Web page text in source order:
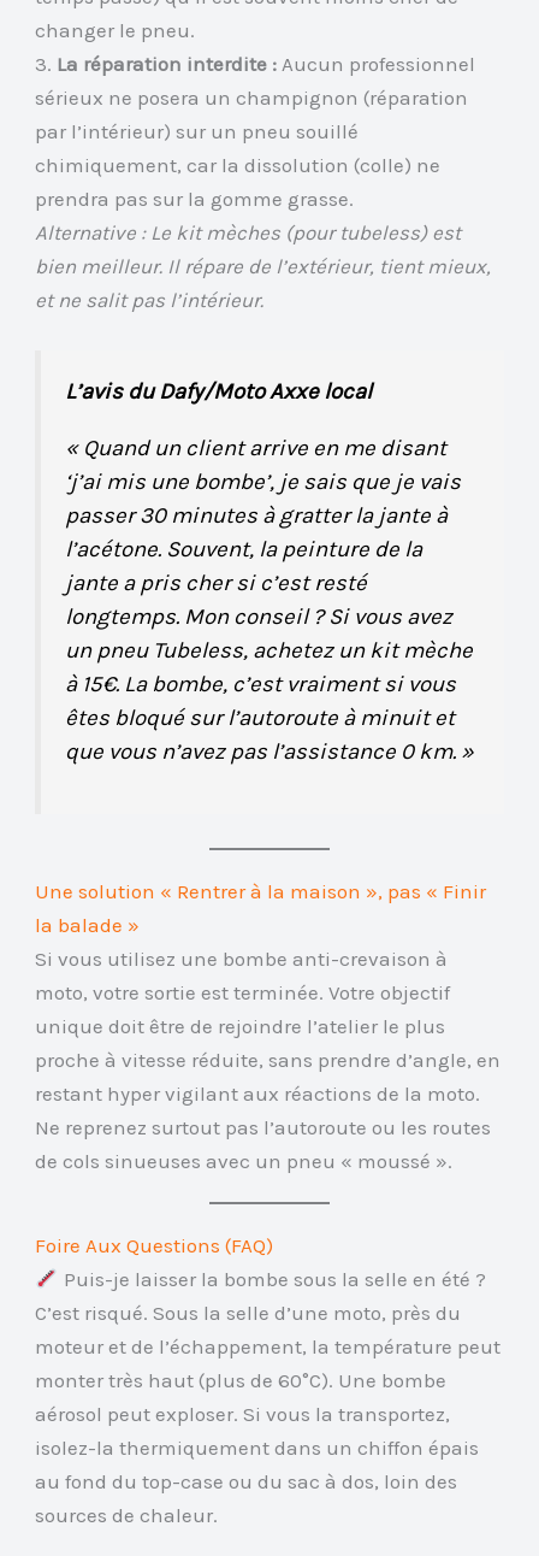
changer le pneu.
3. La réparation interdite : Aucun professionnel
sérieux ne posera un champignon (réparation
par l’intérieur) sur un pneu souillé
chimiquement, car la dissolution (colle) ne
prendra pas sur la gomme grasse.
Alternative : Le kit mèches (pour tubeless) est
bien meilleur. Il répare de l’extérieur, tient mieux,
et ne salit pas l’intérieur.
L’avis du Dafy/Moto Axxe local
« Quand un client arrive en me disant
‘j’ai mis une bombe’, je sais que je vais
passer 30 minutes à gratter la jante à
l’acétone. Souvent, la peinture de la
jante a pris cher si c’est resté
longtemps. Mon conseil ? Si vous avez
un pneu Tubeless, achetez un kit mèche
à 15€. La bombe, c’est vraiment si vous
êtes bloqué sur l’autoroute à minuit et
que vous n’avez pas l’assistance 0 km. »
Une solution « Rentrer à la maison », pas « Finir
la balade »
Si vous utilisez une bombe anti-crevaison à
moto, votre sortie est terminée. Votre objectif
unique doit être de rejoindre l’atelier le plus
proche à vitesse réduite, sans prendre d’angle, en
restant hyper vigilant aux réactions de la moto.
Ne reprenez surtout pas l’autoroute ou les routes
de cols sinueuses avec un pneu « moussé ».
Foire Aux Questions (FAQ)
Puis-je laisser la bombe sous la selle en été ?
C’est risqué. Sous la selle d’une moto, près du
moteur et de l’échappement, la température peut
monter très haut (plus de 60°C). Une bombe
aérosol peut exploser. Si vous la transportez,
isolez-la thermiquement dans un chiffon épais
au fond du top-case ou du sac à dos, loin des
sources de chaleur.